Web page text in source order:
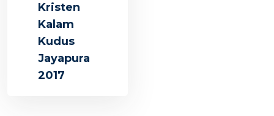
Kristen
Kalam
Kudus
Jayapura
2017